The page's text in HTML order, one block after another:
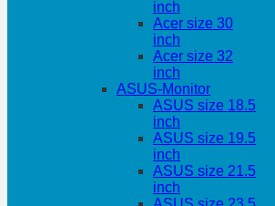
inch
Acer size 30
inch
Acer size 32
inch
ASUS-Monitor
ASUS size 18.5
inch
ASUS size 19.5
inch
ASUS size 21.5
inch